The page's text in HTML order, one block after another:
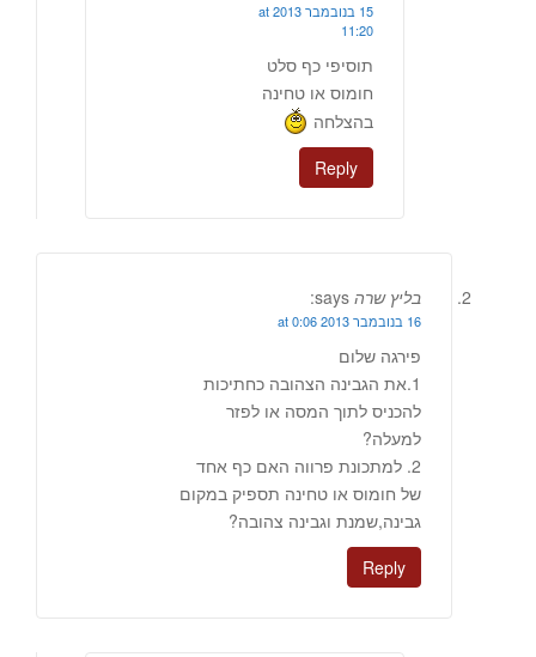
15 בנובמבר 2013 at
11:20
תוסיפי כף סלט
חומוס או טחינה
בהצלחה
Reply
בליץ שרה says:
16 בנובמבר 2013 at 0:06
פירגה שלום
1.את הגבינה הצהובה כחתיכות
להכניס לתוך המסה או לפזר
למעלה?
2. למתכונת פרווה האם כף אחד
של חומוס או טחינה תספיק במקום
גבינה,שמנת וגבינה צהובה?
Reply